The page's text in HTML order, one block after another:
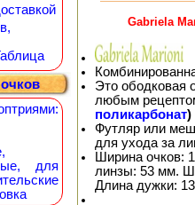
для
Gabriela
Это ободковая
любым
поликарбонат)
Футляр или
для ухода за
Ширина очков:
линзы: 53 мм.
Длина дужки: